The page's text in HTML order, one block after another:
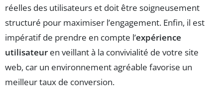
réelles des utilisateurs et doit être soigneusement
structuré pour maximiser l’engagement. Enfin, il est
impératif de prendre en compte l’expérience
utilisateur en veillant à la convivialité de votre site
web, car un environnement agréable favorise un
meilleur taux de conversion.